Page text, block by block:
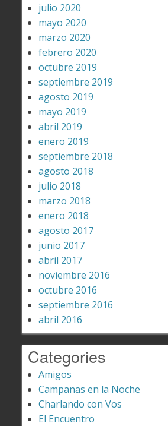
julio 2020
mayo 2020
marzo 2020
febrero 2020
octubre 2019
septiembre 2019
agosto 2019
mayo 2019
abril 2019
enero 2019
septiembre 2018
agosto 2018
julio 2018
marzo 2018
enero 2018
agosto 2017
junio 2017
abril 2017
noviembre 2016
octubre 2016
septiembre 2016
abril 2016
Categories
Amigos
Campanas en la Noche
Charlando con Vos
El Encuentro